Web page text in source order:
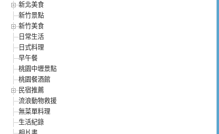
新北美食
新竹景點
新竹美食
日常生活
日式料理
早午餐
桃園中壢景點
桃園餐酒館
民宿推薦
流浪動物救援
無菜單料理
生活紀錄